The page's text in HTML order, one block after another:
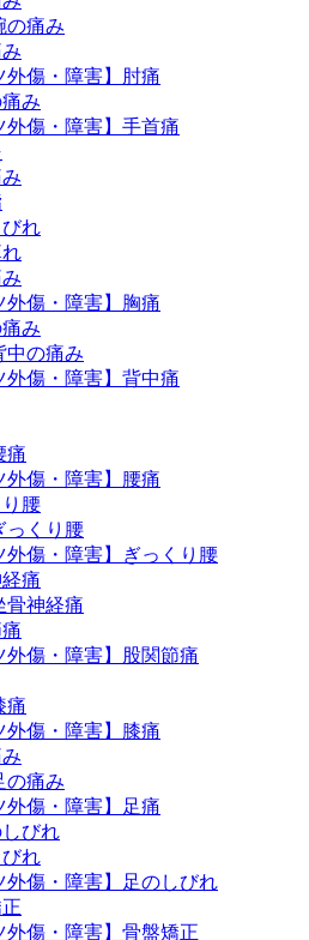
の痛み
外傷・障害】肘痛
み
外傷・障害】手首痛
びれ
れ
外傷・障害】胸痛
み
中の痛み
外傷・障害】背中痛
痛
外傷・障害】腰痛
り腰
っくり腰
外傷・障害】ぎっくり腰
痛
骨神経痛
外傷・障害】股関節痛
痛
外傷・障害】膝痛
の痛み
外傷・障害】足痛
しびれ
びれ
外傷・障害】足のしびれ
外傷・障害】骨盤矯正